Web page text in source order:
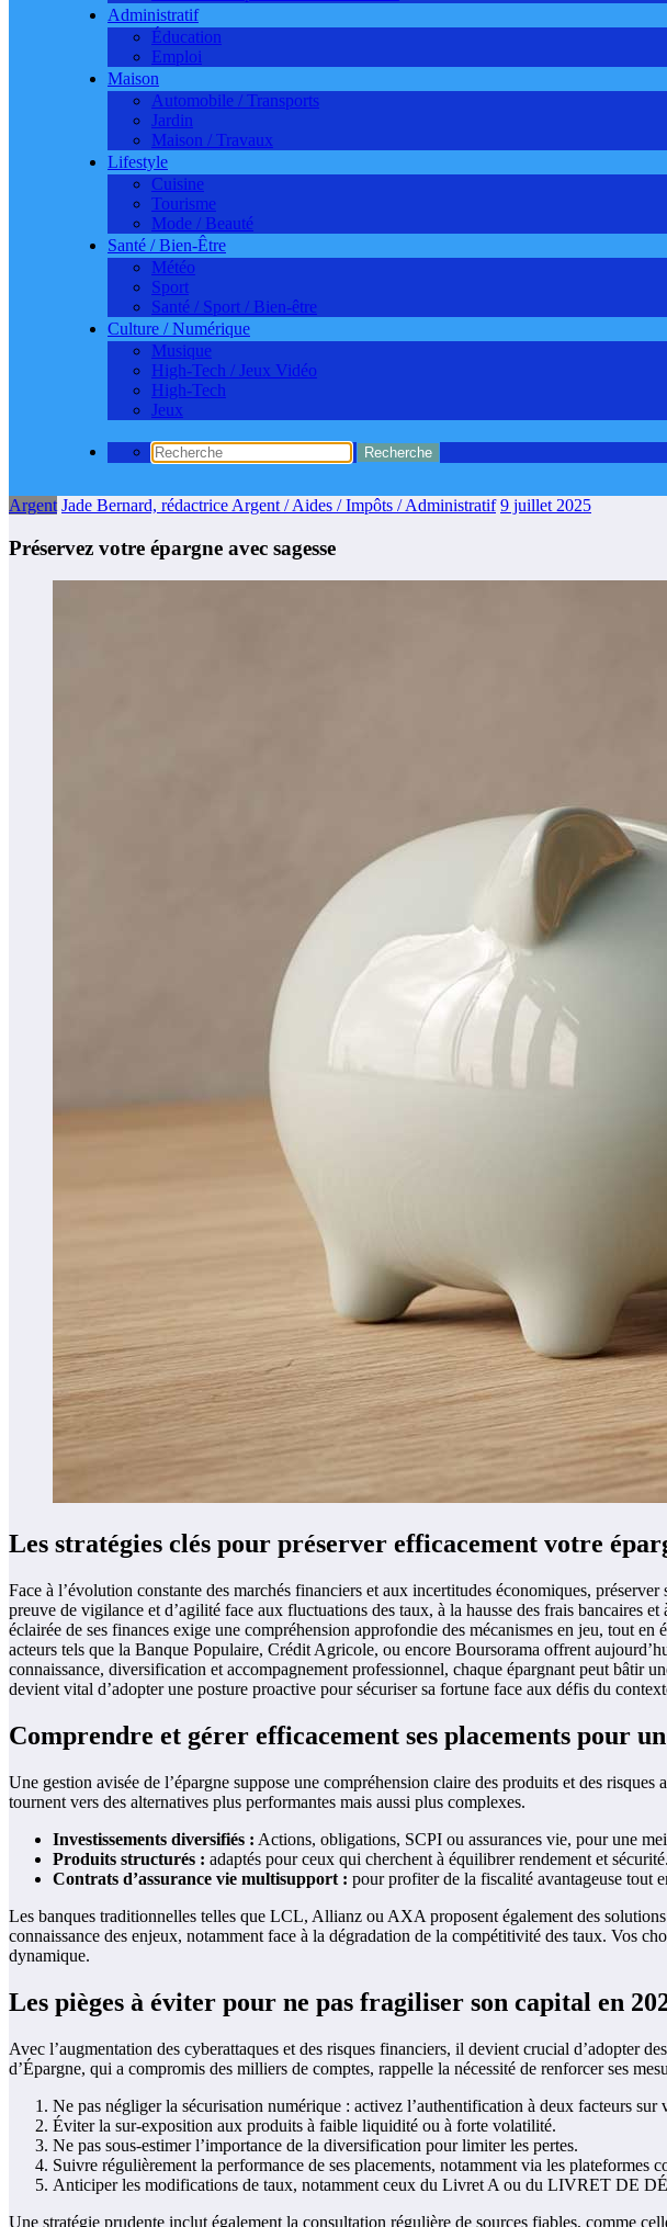
Administratif
Éducation
Emploi
Maison
Automobile / Transports
Jardin
Maison / Travaux
Lifestyle
Cuisine
Tourisme
Mode / Beauté
Santé / Bien-Être
Météo
Sport
Santé / Sport / Bien-être
Culture / Numérique
Musique
High-Tech / Jeux Vidéo
High-Tech
Jeux
Argent Jade Bernard, rédactrice Argent / Aides / Impôts / Administratif 9 juillet 2025
Préservez votre épargne avec sagesse
Les stratégies clés pour préserver efficacement votre
Face à l’évolution constante des marchés financiers et aux incertitudes économiques,
preuve de vigilance et d’agilité face aux fluctuations des taux, à la hausse des frais bancaires
éclairée de ses finances exige une compréhension approfondie des mécanismes en jeu, tout
acteurs tels que la Banque Populaire, Crédit Agricole, ou encore Boursorama offrent
connaissance, diversification et accompagnement professionnel, chaque épargnant peut bâtir
devient vital d’adopter une posture proactive pour sécuriser sa fortune face aux défis du
Comprendre et gérer efficacement ses placements pour
Une gestion avisée de l’épargne suppose une compréhension claire des produits et des
tournent vers des alternatives plus performantes mais aussi plus complexes.
Investissements diversifiés : Actions, obligations, SCPI ou assurances vie, pour une
Produits structurés : adaptés pour ceux qui cherchent à équilibrer rendement et sécurité.
Contrats d’assurance vie multisupport : pour profiter de la fiscalité avantageuse tout
Les banques traditionnelles telles que LCL, Allianz ou AXA proposent également des
connaissance des enjeux, notamment face à la dégradation de la compétitivité des taux. Vos
dynamique.
Les pièges à éviter pour ne pas fragiliser son capital en
Avec l’augmentation des cyberattaques et des risques financiers, il devient crucial d’adopter
d’Épargne, qui a compromis des milliers de comptes, rappelle la nécessité de renforcer ses
Ne pas négliger la sécurisation numérique : activez l’authentification à deux facteurs sur
Éviter la sur-exposition aux produits à faible liquidité ou à forte volatilité.
Ne pas sous-estimer l’importance de la diversification pour limiter les pertes.
Suivre régulièrement la performance de ses placements, notamment via les plateformes
Anticiper les modifications de taux, notamment ceux du Livret A ou du LIVRET DE
Une stratégie prudente inclut également la consultation régulière de sources fiables, comme